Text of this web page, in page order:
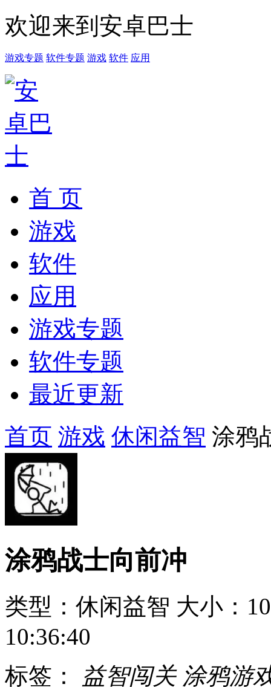
欢迎来到安卓巴士
游戏专题 软件专题 游戏 软件 应用
首 页
游戏
软件
应用
游戏专题
软件专题
最近更新
首页 游戏 休闲益智 涂鸦
涂鸦战士向前冲
类型：休闲益智 大小：
10:36:40
标签： 益智闯关 涂鸦游